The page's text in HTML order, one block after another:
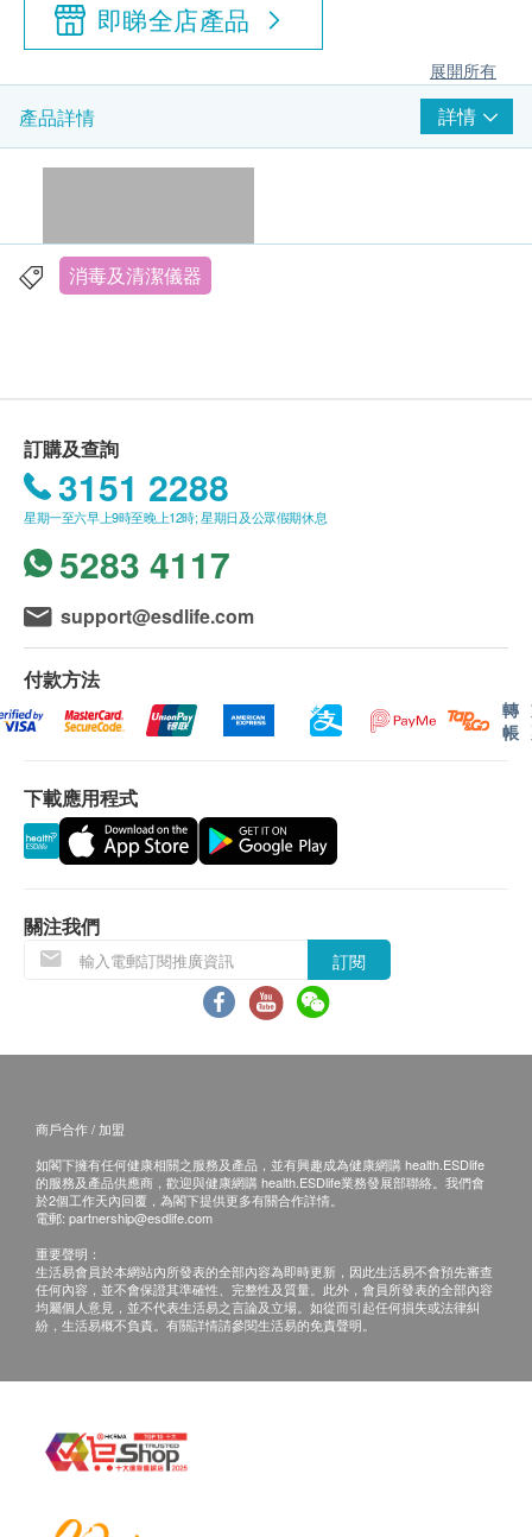
即睇全店產品
展開所有
產品詳情 詳情
消毒及清潔儀器
訂購及查詢
3151 2288
星期一至六早上9時至晚上12時; 星期日及公眾假期休息
5283 4117
support@esdlife.com
付款方法
轉
帳
下載應用程式
關注我們
訂閱
商戶合作 / 加盟
如閣下擁有任何健康相關之服務及產品，並有興趣成為健康網購 health.ESDlife
的服務及產品供應商，歡迎與健康網購 health.ESDlife業務發展部聯絡。我們會
於2個工作天內回覆，為閣下提供更多有關合作詳情。
電郵: partnership@esdlife.com
重要聲明：
生活易會員於本網站內所發表的全部內容為即時更新，因此生活易不會預先審查
任何內容，並不會保證其準確性、完整性及質量。此外，會員所發表的全部內容
均屬個人意見，並不代表生活易之言論及立場。如從而引起任何損失或法律糾
紛，生活易概不負責。有關詳情請參閱生活易的免責聲明。